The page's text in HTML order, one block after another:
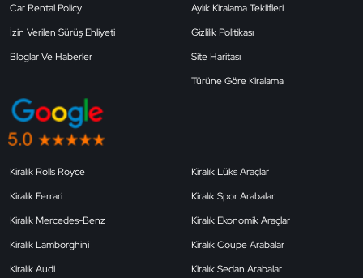
Car Rental Policy
İzin Verilen Sürüş Ehliyeti
Bloglar Ve Haberler
Aylık Kiralama Teklifleri
Gizlilik Politikası
Site Haritası
Türüne Göre Kiralama
Kiralık Rolls Royce
Kiralık Ferrari
Kiralık Mercedes-Benz
Kiralık Lamborghini
Kiralık Audi
Kiralık Lüks Araçlar
Kiralık Spor Arabalar
Kiralık Ekonomik Araçlar
Kiralık Coupe Arabalar
Kiralık Sedan Arabalar